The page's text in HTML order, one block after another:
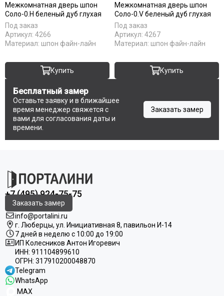
Межкомнатная дверь шпон
Соло-0.H беленый дуб глухая
Под заказ
Артикул: 4266
Материал: шпон файн-лайн
Купить
Межкомнатная дверь шпон
Соло-0.V беленый дуб глухая
Под заказ
Артикул: 4267
Материал: шпон файн-лайн
Купить
Бесплатный замер
Оставьте заявку и в ближайшее
время менеджер свяжется с
вами для согласования даты и
времени.
Заказать замер
+7 (495) 924-75-75
Заказать замер
info@portalini.ru
г. Люберцы, ул. Инициативная 8, павильон И-14
7 дней в неделю с 10:00 до 19:00
ИП Колесников Антон Игоревич
ИНН: 911104899610
ОГРН: 317910200048870
Telegram
WhatsApp
MAX